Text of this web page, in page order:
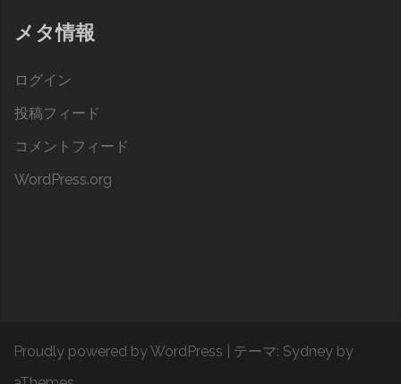
メタ情報
ログイン
投稿フィード
コメントフィード
WordPress.org
Proudly powered by WordPress テーマ: Sydney by